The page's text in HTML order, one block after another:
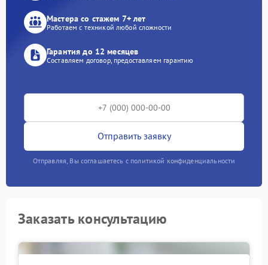
Мастера со стажем 7+ лет
Работаем с техникой любой сложности
Гарантия до 12 месяцев
Составляем договор, предоставляем гарантию
Отправить заявку
Отправляя, Вы соглашаетесь с политикой конфиденциальности
Заказать консультацию